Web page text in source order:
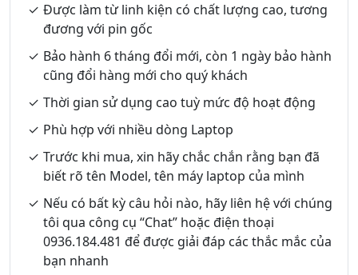
Được làm từ linh kiện có chất lượng cao, tương
đương với pin gốc
Bảo hành 6 tháng đổi mới, còn 1 ngày bảo hành
cũng đổi hàng mới cho quý khách
Thời gian sử dụng cao tuỳ mức độ hoạt động
Phù hợp với nhiều dòng Laptop
Trước khi mua, xin hãy chắc chắn rằng bạn đã
biết rõ tên Model, tên máy laptop của mình
Nếu có bất kỳ câu hỏi nào, hãy liên hệ với chúng
tôi qua công cụ “Chat” hoặc điện thoại
0936.184.481 để được giải đáp các thắc mắc của
bạn nhanh